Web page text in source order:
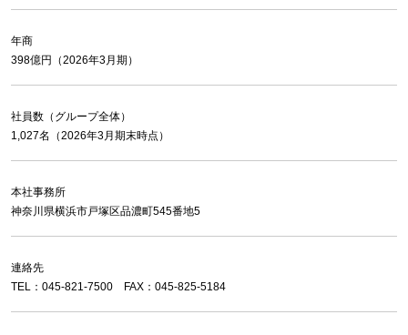
年商
398億円（2026年3月期）
社員数（グループ全体）
1,027名（2026年3月期末時点）
本社事務所
神奈川県横浜市戸塚区品濃町545番地5
連絡先
TEL：045-821-7500 FAX：045-825-5184